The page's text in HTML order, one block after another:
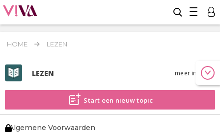
HOME LEZEN
LEZEN meer info
Start een nieuw topic
Algemene Voorwaarden